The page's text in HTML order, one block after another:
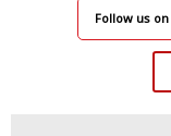
Follow us on